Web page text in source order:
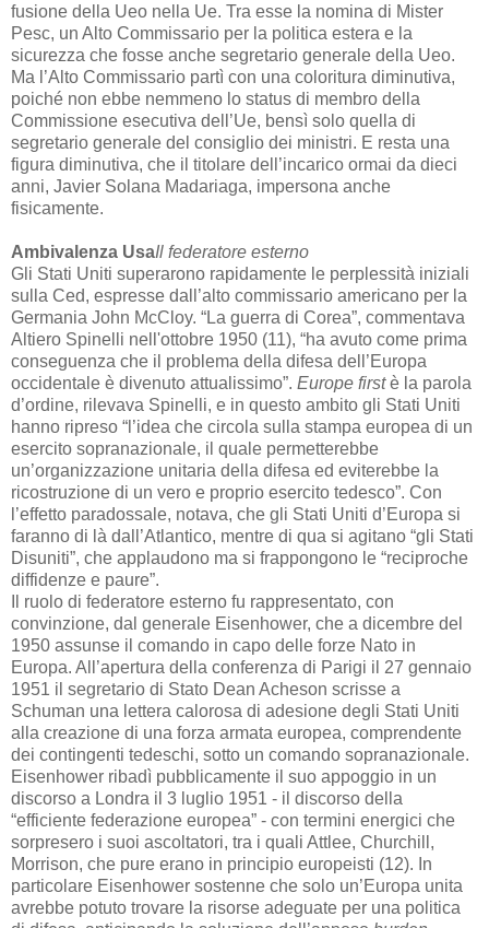
fusione della Ueo nella Ue. Tra esse la nomina di Mister
Pesc, un Alto Commissario per la politica estera e la
sicurezza che fosse anche segretario generale della Ueo.
Ma l’Alto Commissario partì con una coloritura diminutiva,
poiché non ebbe nemmeno lo status di membro della
Commissione esecutiva dell’Ue, bensì solo quella di
segretario generale del consiglio dei ministri. E resta una
figura diminutiva, che il titolare dell’incarico ormai da dieci
anni, Javier Solana Madariaga, impersona anche
fisicamente.
Ambivalenza UsaIl federatore esterno
Gli Stati Uniti superarono rapidamente le perplessità iniziali
sulla Ced, espresse dall’alto commissario americano per la
Germania John McCloy. “La guerra di Corea”, commentava
Altiero Spinelli nell'ottobre 1950 (11), “ha avuto come prima
conseguenza che il problema della difesa dell’Europa
occidentale è divenuto attualissimo”. Europe firstè la parola
d’ordine, rilevava Spinelli, e in questo ambito gli Stati Uniti
hanno ripreso “l’idea che circola sulla stampa europea di un
esercito sopranazionale, il quale permetterebbe
un’organizzazione unitaria della difesa ed eviterebbe la
ricostruzione di un vero e proprio esercito tedesco”. Con
l’effetto paradossale, notava, che gli Stati Uniti d’Europa si
faranno di là dall’Atlantico, mentre di qua si agitano “gli Stati
Disuniti”, che applaudono ma si frappongono le “reciproche
diffidenze e paure”.
Il ruolo di federatore esterno fu rappresentato, con
convinzione, dal generale Eisenhower, che a dicembre del
1950 assunse il comando in capo delle forze Nato in
Europa. All’apertura della conferenza di Parigi il 27 gennaio
1951 il segretario di Stato Dean Acheson scrisse a
Schuman una lettera calorosa di adesione degli Stati Uniti
alla creazione di una forza armata europea, comprendente
dei contingenti tedeschi, sotto un comando sopranazionale.
Eisenhower ribadì pubblicamente il suo appoggio in un
discorso a Londra il 3 luglio 1951 - il discorso della
“efficiente federazione europea” - con termini energici che
sorpresero i suoi ascoltatori, tra i quali Attlee, Churchill,
Morrison, che pure erano in principio europeisti (12). In
particolare Eisenhower sostenne che solo un’Europa unita
avrebbe potuto trovare la risorse adeguate per una politica